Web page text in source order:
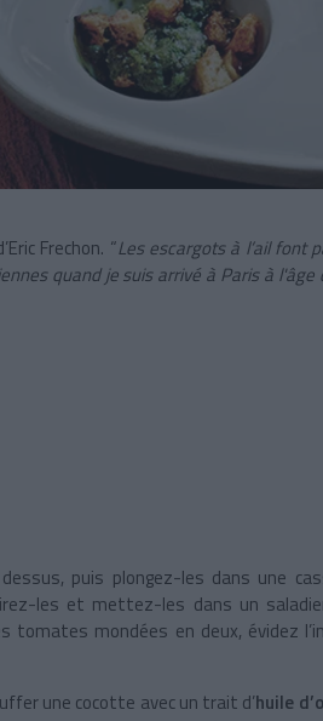
Frechon. “Les escargots à l’ail font
quand je suis arrivé à Paris à l'âge
puis plongez-les dans une
les et mettez-les dans un
tomates mondées en deux, évidez
une cocotte avec un trait d’huile